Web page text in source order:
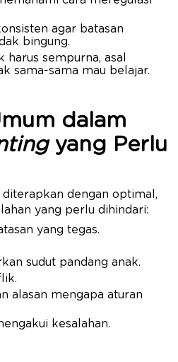
agar batasan
bingung.
harus sempurna, asal
sama-sama mau belajar.
dalam
yang Perlu
dengan optimal,
yang perlu dihindari:
yang tegas.
sudut pandang anak.
alasan mengapa aturan
kesalahan.